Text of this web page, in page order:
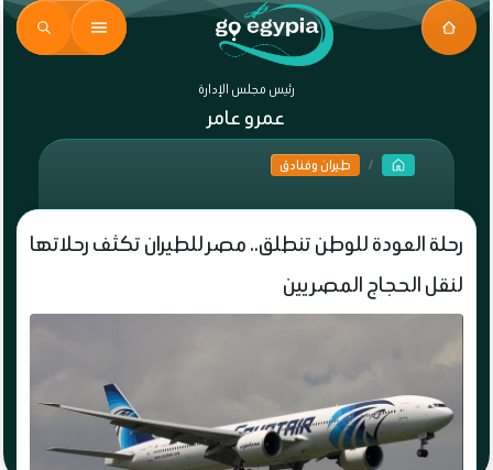
رئيس مجلس الإدارة
عمرو عامر
طيران وفنادق
رحلة العودة للوطن تنطلق.. مصر للطيران تكثف رحلاتها
لنقل الحجاج المصريين